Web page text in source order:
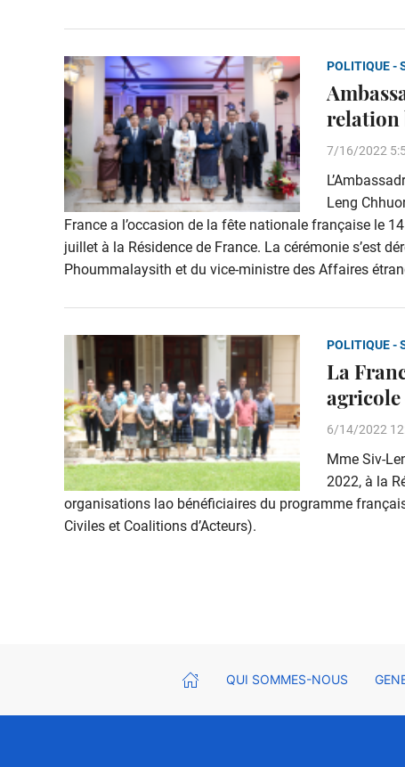
POLITIQUE -
relation
7/16/2022
Leng
France a l’occasion de la fête nationale française le
juillet à la Résidence de France. La cérémonie s’est
Phoummalaysith et du vice-ministre des Affaires
POLITIQUE -
La
agricole
6/14/2022
Mme Siv-
2022, à la
organisations lao bénéficiaires du programme
Civiles et Coalitions d’Acteurs).
QUI SOMMES-NOUS